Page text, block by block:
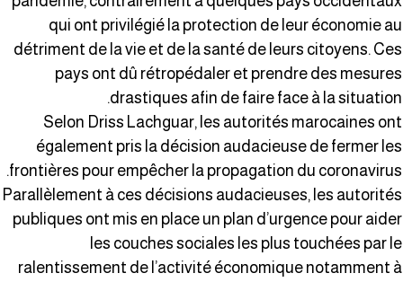
qui ont privilégié la protection de leur économie
détriment de la vie et de la santé de leurs citoyens.
pays ont dû rétropédaler et prendre des
drastiques afin de faire face à la
Selon Driss Lachguar, les autorités marocaines
également pris la décision audacieuse de fermer
frontières pour empêcher la propagation du
Parallèlement à ces décisions audacieuses, les
publiques ont mis en place un plan d’urgence pour
les couches sociales les plus touchées par
ralentissement de l’activité économique notamment